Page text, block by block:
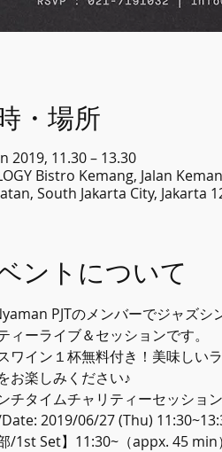
・場所
2019, 11.30 – 13.30
Bistro Kemang, Jalan
South Jakarta City, Jakarta
ントについて
PJTのメンバーでジャズ
ィーライブ＆セッションです。
ワイン１杯無料付き！美味しい
お楽しみください♪
チタイムチャリティーセッショ
2019/06/27 (Thu)
部/1st Set】11:30~（appx. 45